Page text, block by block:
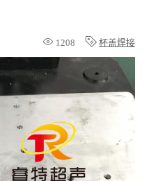
1208 杯盖焊接